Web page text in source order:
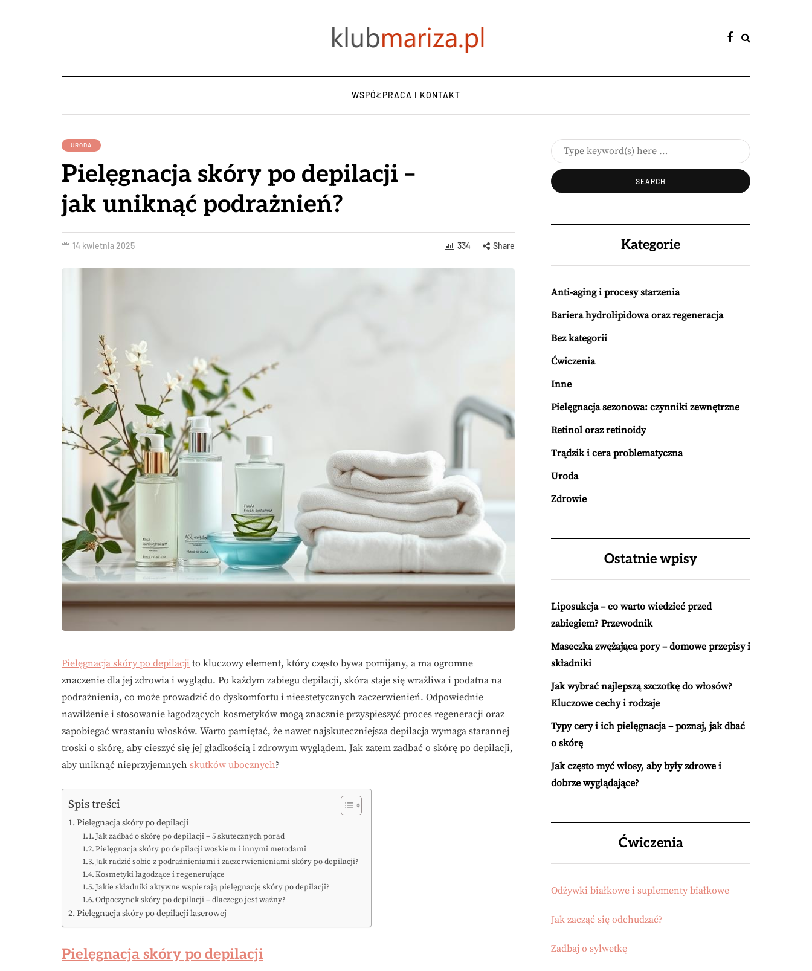
WSPÓŁPRACA I KONTAKT
URODA
Pielęgnacja skóry po depilacji –
jak uniknąć podrażnień?
14 kwietnia 2025 334 Share
Pielęgnacja skóry po depilacji to kluczowy element, który często bywa pomijany, a ma ogromne
znaczenie dla jej zdrowia i wyglądu. Po każdym zabiegu depilacji, skóra staje się wrażliwa i podatna na
podrażnienia, co może prowadzić do dyskomfortu i nieestetycznych zaczerwienień. Odpowiednie
nawilżenie i stosowanie łagodzących kosmetyków mogą znacznie przyspieszyć proces regeneracji oraz
zapobiegać wrastaniu włosków. Warto pamiętać, że nawet najskuteczniejsza depilacja wymaga starannej
troski o skórę, aby cieszyć się jej gładkością i zdrowym wyglądem. Jak zatem zadbać o skórę po depilacji,
aby uniknąć nieprzyjemnych skutków ubocznych?
Spis treści
Pielęgnacja skóry po depilacji
Jak zadbać o skórę po depilacji – 5 skutecznych porad
Pielęgnacja skóry po depilacji woskiem i innymi metodami
Jak radzić sobie z podrażnieniami i zaczerwienieniami skóry po depilacji?
Kosmetyki łagodzące i regenerujące
Jakie składniki aktywne wspierają pielęgnację skóry po depilacji?
Odpoczynek skóry po depilacji – dlaczego jest ważny?
Pielęgnacja skóry po depilacji laserowej
Pielęgnacja skóry po depilacji
Kategorie
Anti-aging i procesy starzenia
Bariera hydrolipidowa oraz regeneracja
Bez kategorii
Ćwiczenia
Inne
Pielęgnacja sezonowa: czynniki zewnętrzne
Retinol oraz retinoidy
Trądzik i cera problematyczna
Uroda
Zdrowie
Ostatnie wpisy
Liposukcja – co warto wiedzieć przed
zabiegiem? Przewodnik
Maseczka zwężająca pory – domowe przepisy i
składniki
Jak wybrać najlepszą szczotkę do włosów?
Kluczowe cechy i rodzaje
Typy cery i ich pielęgnacja – poznaj, jak dbać
o skórę
Jak często myć włosy, aby były zdrowe i
dobrze wyglądające?
Ćwiczenia
Odżywki białkowe i suplementy białkowe
Jak zacząć się odchudzać?
Zadbaj o sylwetkę